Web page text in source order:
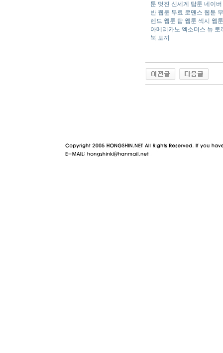
툰 멋진 신세계 탑툰 네이
반 웹툰 무료 로맨스 웹툰
렌드 웹툰 탑 웹툰 섹시 웹툰
아메리카노 엑소더스 뉴 토
북 토끼